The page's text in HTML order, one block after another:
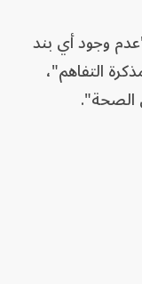
وجود أي بند
التفاهم"،
الصحة".